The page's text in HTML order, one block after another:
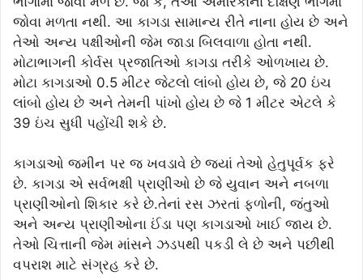
જોવા મળતા નથી. આ કાગડા સામાન્ય રીતે નાના હોય છે અને
તેઓ અન્ય પક્ષીઓની જેમ જાડા બિલવાળા હોતા નથી.
મોટાભાગની કોર્વસ પ્રજાતિઓ કાગડા તરીકે ઓળખાય છે.
મોટા કાગડાઓ 0.5 મીટર જેટલો લાંબો હોય છે, જે 20 ઇંચ
લાંબો હોય છે અને તેમની પાંખો હોય છે જે 1 મીટર એટલે કે
39 ઇંચ સુધી પહોંચી શકે છે.
કાગડાઓ જમીન પર જ ખવડાવે છે જ્યાં તેઓ હેતુપૂર્વક ફરે
છે. કાગડા એ સર્વભક્ષી પ્રાણીઓ છે જે યુવાન અને નબળા
પ્રાણીઓનો શિકાર કરે છે.તેનાં રસ ઝરતાં ફળોની, જંતુઓ
અને અન્ય પ્રાણીઓના ઈંડા પણ કાગડાઓ ખાઈ જાય છે.
તેઓ ચિત્તાની જેમ માંસને ઝડપથી પકડી લે છે અને પછીથી
વપરાશ માટે સંગ્રહ કરે છે.